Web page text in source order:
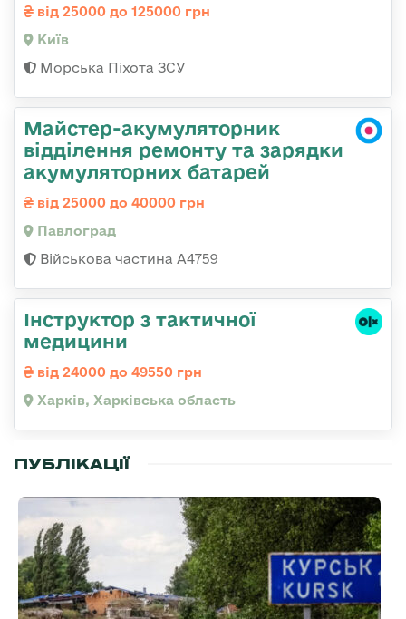
від 25000 до 125000 грн
Київ
Морська Піхота ЗСУ
Майстер-акумуляторник
відділення ремонту та зарядки
акумуляторних батарей
від 25000 до 40000 грн
Павлоград
Військова частина А4759
Інструктор з тактичної
медицини
від 24000 до 49550 грн
Харків, Харківська область
ПУБЛІКАЦІЇ